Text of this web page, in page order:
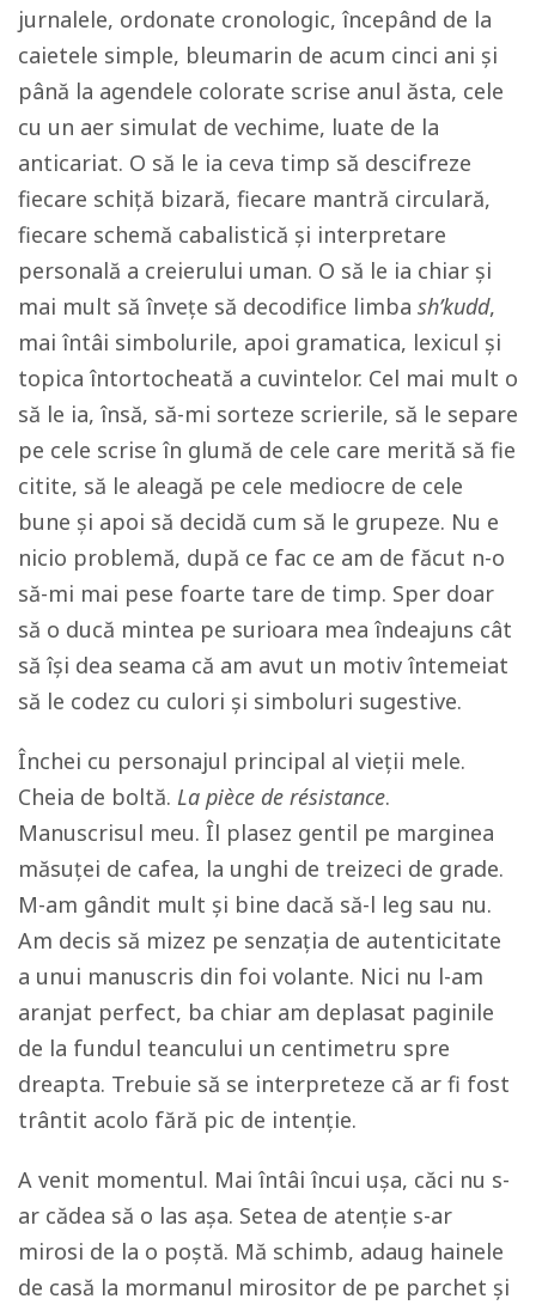
jurnalele, ordonate cronologic, începând de la
caietele simple, bleumarin de acum cinci ani și
până la agendele colorate scrise anul ăsta, cele
cu un aer simulat de vechime, luate de la
anticariat. O să le ia ceva timp să descifreze
fiecare schiță bizară, fiecare mantră circulară,
fiecare schemă cabalistică și interpretare
personală a creierului uman. O să le ia chiar și
mai mult să învețe să decodifice limba sh’kudd,
mai întâi simbolurile, apoi gramatica, lexicul și
topica întortocheată a cuvintelor. Cel mai mult o
să le ia, însă, să-mi sorteze scrierile, să le separe
pe cele scrise în glumă de cele care merită să fie
citite, să le aleagă pe cele mediocre de cele
bune și apoi să decidă cum să le grupeze. Nu e
nicio problemă, după ce fac ce am de făcut n-o
să-mi mai pese foarte tare de timp. Sper doar
să o ducă mintea pe surioara mea îndeajuns cât
să își dea seama că am avut un motiv întemeiat
să le codez cu culori și simboluri sugestive.
Închei cu personajul principal al vieții mele.
Cheia de boltă. La pièce de résistance.
Manuscrisul meu. Îl plasez gentil pe marginea
măsuței de cafea, la unghi de treizeci de grade.
M-am gândit mult și bine dacă să-l leg sau nu.
Am decis să mizez pe senzația de autenticitate
a unui manuscris din foi volante. Nici nu l-am
aranjat perfect, ba chiar am deplasat paginile
de la fundul teancului un centimetru spre
dreapta. Trebuie să se interpreteze că ar fi fost
trântit acolo fără pic de intenție.
A venit momentul. Mai întâi încui ușa, căci nu s-
ar cădea să o las așa. Setea de atenție s-ar
mirosi de la o poștă. Mă schimb, adaug hainele
de casă la mormanul mirositor de pe parchet și